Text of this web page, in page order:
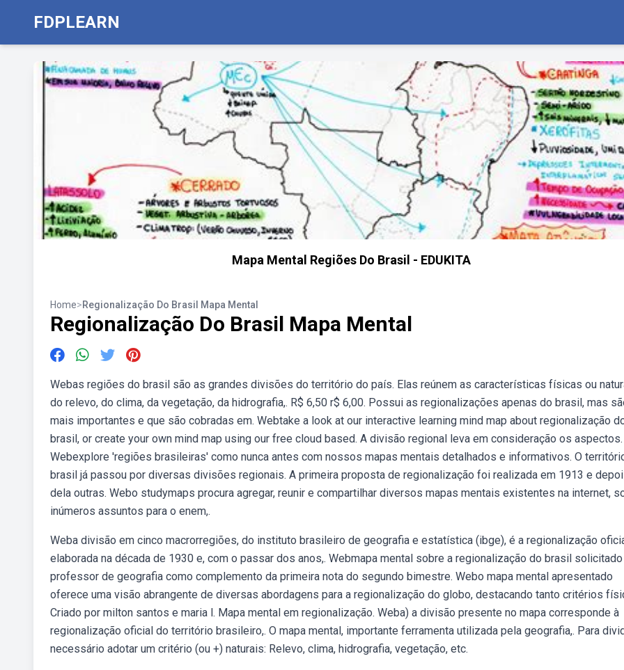
FDPLEARN
Mapa Mental Regiões Do Brasil - EDUKITA
Home>Regionalização Do Brasil Mapa Mental
Regionalização Do Brasil Mapa Mental
Webas regiões do brasil são as grandes divisões do território do país. Elas reúnem as características físicas ou
do relevo, do clima, da vegetação, da hidrografia,. R$ 6,50 r$ 6,00. Possui as regionalizações apenas do brasil, mas
mais importantes e que são cobradas em. Webtake a look at our interactive learning mind map about regionalização
brasil, or create your own mind map using our free cloud based. A divisão regional leva em consideração os aspectos.
Webexplore 'regiões brasileiras' como nunca antes com nossos mapas mentais detalhados e informativos. O
brasil já passou por diversas divisões regionais. A primeira proposta de regionalização foi realizada em 1913 e
dela outras. Webo studymaps procura agregar, reunir e compartilhar diversos mapas mentais existentes na internet,
inúmeros assuntos para o enem,.
Weba divisão em cinco macrorregiões, do instituto brasileiro de geografia e estatística (ibge), é a regionalização
elaborada na década de 1930 e, com o passar dos anos,. Webmapa mental sobre a regionalização do brasil
professor de geografia como complemento da primeira nota do segundo bimestre. Webo mapa mental apresentado
oferece uma visão abrangente de diversas abordagens para a regionalização do globo, destacando tanto critérios
Criado por milton santos e maria l. Mapa mental em regionalização. Weba) a divisão presente no mapa corresponde à
regionalização oficial do território brasileiro,. O mapa mental, importante ferramenta utilizada pela geografia,. Para
necessário adotar um critério (ou +) naturais: Relevo, clima, hidrografia, vegetação, etc.